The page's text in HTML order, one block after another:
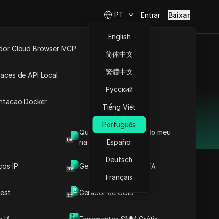
Qual é o User Agent do meu
navegador
IP Gerador de Código 2FA
Gerador de UUID
Cloud Browser MCP
de API Local
Docker
PT
English
简体中文
繁體中文
Русский
Tiếng Việt
Português
Español
Deutsch
Français
Entrar Baixar
ao
e melhor custo-